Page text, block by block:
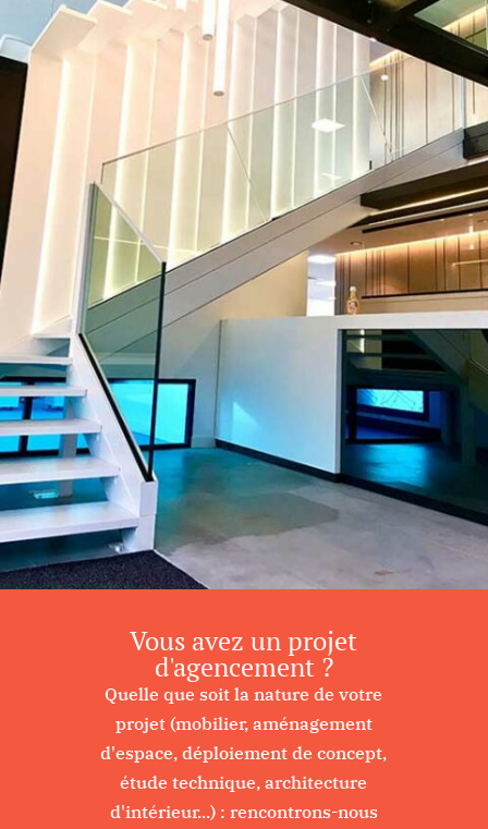
Vous avez un projet
d'agencement ?
Quelle que soit la nature de votre
projet (mobilier, aménagement
d'espace, déploiement de concept,
étude technique, architecture
d'intérieur...) : rencontrons-nous